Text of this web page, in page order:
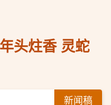
头炷香 灵蛇
新闻稿